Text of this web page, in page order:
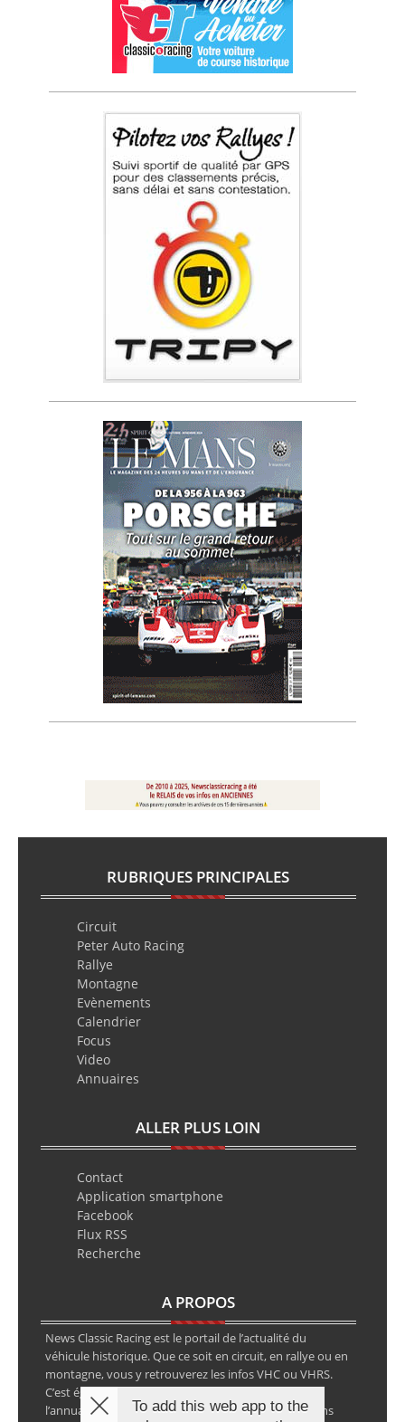
RUBRIQUES PRINCIPALES
Circuit
Peter Auto Racing
Rallye
Montagne
Evènements
Calendrier
Focus
Video
Annuaires
ALLER PLUS LOIN
Contact
Application smartphone
Facebook
Flux RSS
Recherche
A PROPOS
News Classic Racing est le portail de l’actualité du
véhicule historique. Que ce soit en circuit, en rallye ou en
montagne, vous y retrouverez les infos VHC ou VHRS.
C’est également le calendrier des épreuves ainsi que
l’annuaire des spécialistes de la voiture ancienne, sans
To add this web app to the